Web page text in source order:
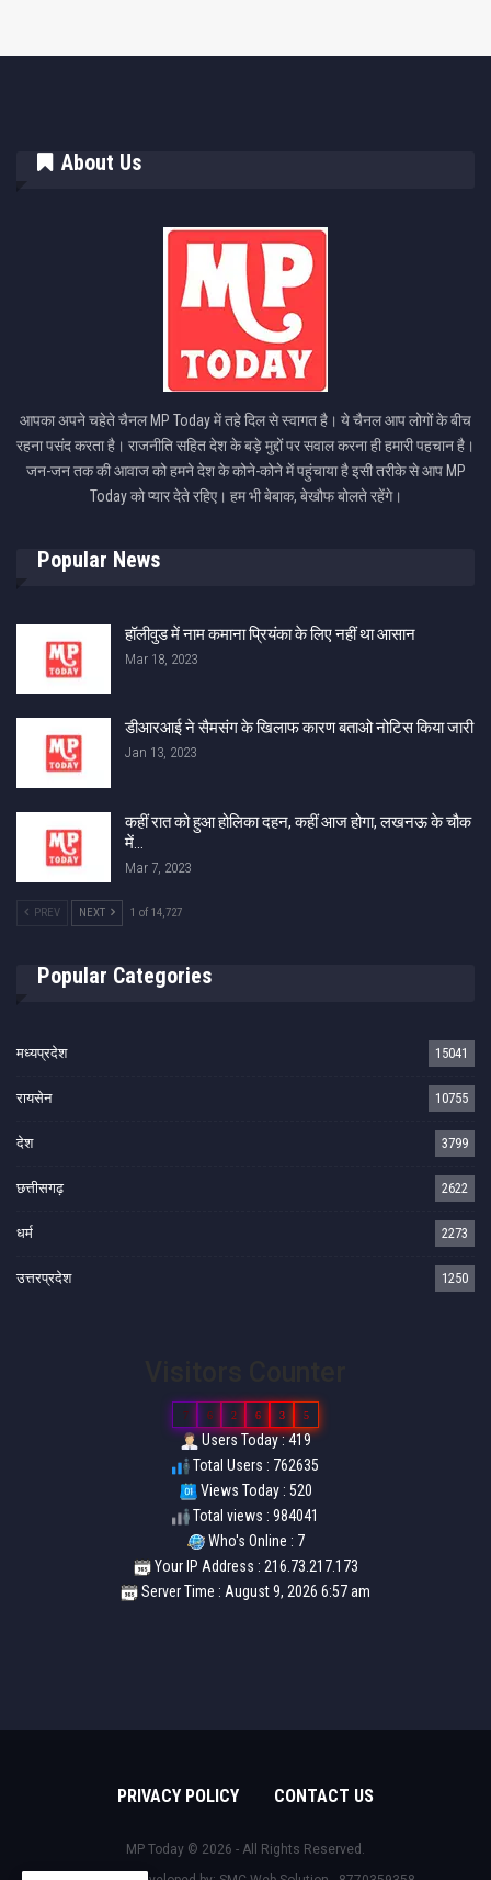
About Us
आपका अपने चहेते चैनल MP Today में तहे दिल से स्वागत है। ये चैनल आप लोगों के बीच
रहना पसंद करता है। राजनीति सहित देश के बड़े मुद्दों पर सवाल करना ही हमारी पहचान है।
जन-जन तक की आवाज को हमने देश के कोने-कोने में पहुंचाया है इसी तरीके से आप MP
Today को प्यार देते रहिए। हम भी बेबाक, बेखौफ बोलते रहेंगे।
Popular News
हॉलीवुड में नाम कमाना प्रियंका के लिए नहीं था आसान
Mar 18, 2023
डीआरआई ने सैमसंग के खिलाफ कारण बताओ नोटिस किया जारी
Jan 13, 2023
कहीं रात को हुआ होलिका दहन, कहीं आज होगा, लखनऊ के चौक
में…
Mar 7, 2023
PREV NEXT 1 of 14,727
Popular Categories
मध्यप्रदेश 15041
रायसेन 10755
देश 3799
छत्तीसगढ़ 2622
धर्म 2273
उत्तरप्रदेश 1250
7 6 2 6 3 5
Users Today : 419
Total Users : 762635
Views Today : 520
Total views : 984041
Who's Online : 7
Your IP Address : 216.73.217.173
Server Time : August 9, 2026 6:57 am
PRIVACY POLICY CONTACT US
MP Today © 2026 - All Rights Reserved.